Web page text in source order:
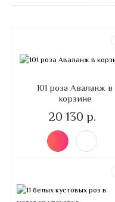
101 роза Аваланж в
корзине
20 130 р.